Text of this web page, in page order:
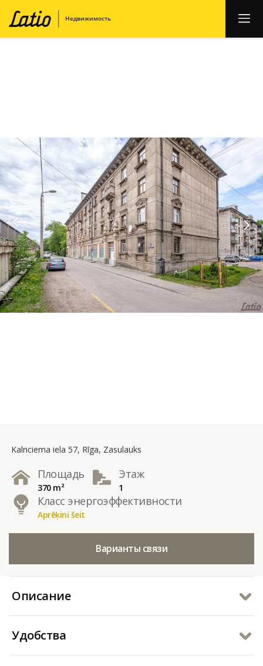
Kalnciema iela 57, Rīga, Zasulauks
Площадь
370 m²
Этаж
1
Класс энергоэффективности
Aprēķini šeit
Варианты связи
Описание
Удобства